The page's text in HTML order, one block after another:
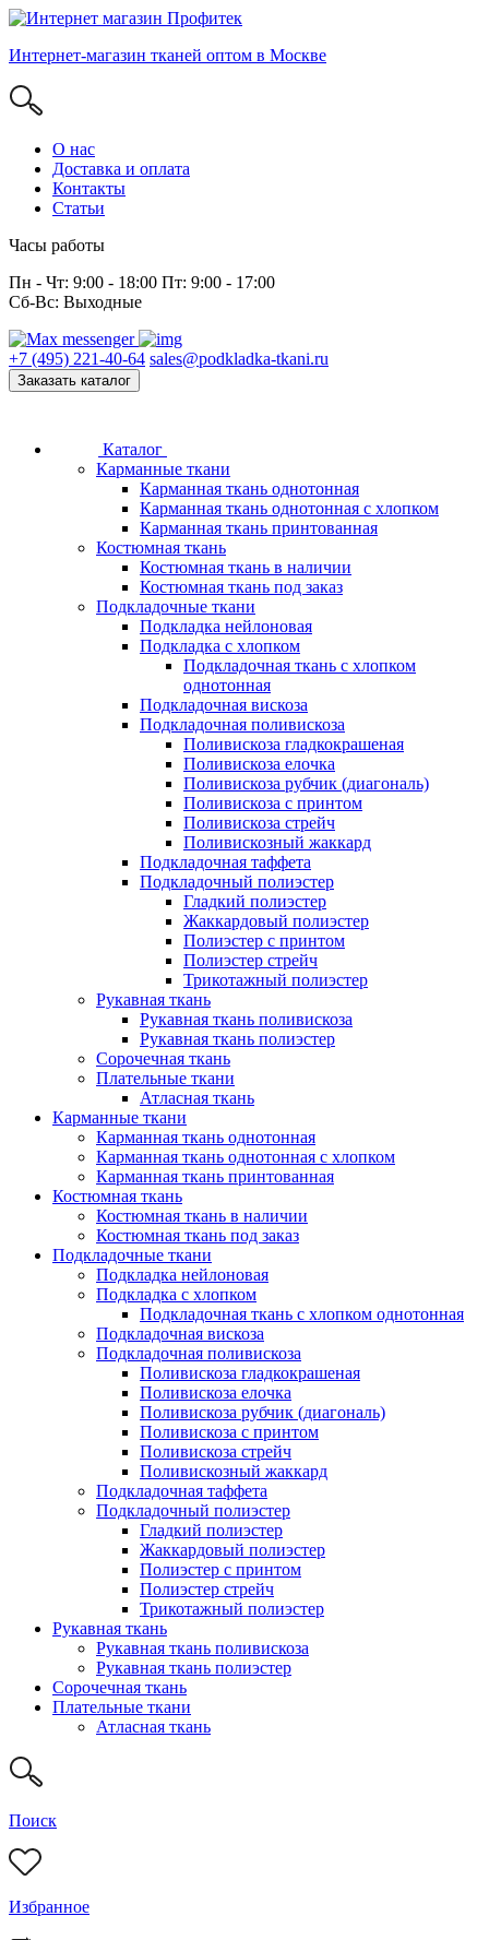
Интернет-магазин тканей оптом в Москве
О нас
Доставка и оплата
Контакты
Статьи
Часы работы
Пн - Чт: 9:00 - 18:00 Пт: 9:00 - 17:00
Сб-Вс: Выходные
+7 (495) 221-40-64 sales@podkladka-tkani.ru
Заказать каталог
Каталог
Карманные ткани
Карманная ткань однотонная
Карманная ткань однотонная с хлопком
Карманная ткань принтованная
Костюмная ткань
Костюмная ткань в наличии
Костюмная ткань под заказ
Подкладочные ткани
Подкладка нейлоновая
Подкладка с хлопком
Подкладочная ткань с хлопком
однотонная
Подкладочная вискоза
Подкладочная поливискоза
Поливискоза гладкокрашеная
Поливискоза елочка
Поливискоза рубчик (диагональ)
Поливискоза с принтом
Поливискоза стрейч
Поливискозный жаккард
Подкладочная таффета
Подкладочный полиэстер
Гладкий полиэстер
Жаккардовый полиэстер
Полиэстер с принтом
Полиэстер стрейч
Трикотажный полиэстер
Рукавная ткань
Рукавная ткань поливискоза
Рукавная ткань полиэстер
Сорочечная ткань
Плательные ткани
Атласная ткань
Карманные ткани
Карманная ткань однотонная
Карманная ткань однотонная с хлопком
Карманная ткань принтованная
Костюмная ткань
Костюмная ткань в наличии
Костюмная ткань под заказ
Подкладочные ткани
Подкладка нейлоновая
Подкладка с хлопком
Подкладочная ткань с хлопком однотонная
Подкладочная вискоза
Подкладочная поливискоза
Поливискоза гладкокрашеная
Поливискоза елочка
Поливискоза рубчик (диагональ)
Поливискоза с принтом
Поливискоза стрейч
Поливискозный жаккард
Подкладочная таффета
Подкладочный полиэстер
Гладкий полиэстер
Жаккардовый полиэстер
Полиэстер с принтом
Полиэстер стрейч
Трикотажный полиэстер
Рукавная ткань
Рукавная ткань поливискоза
Рукавная ткань полиэстер
Сорочечная ткань
Плательные ткани
Атласная ткань
Поиск
Избранное